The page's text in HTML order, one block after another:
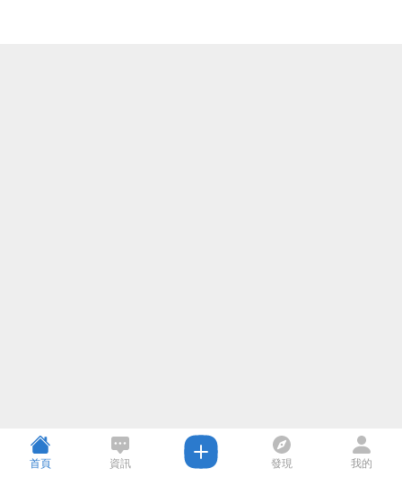
首頁 資訊 發現 我的